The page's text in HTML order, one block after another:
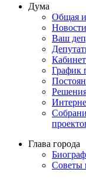
Дума
Общая
Новости
Ваш
График
Глава города
Советы